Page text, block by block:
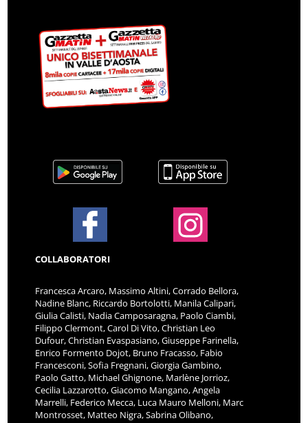
COLLABORATORI
Francesca Arcaro, Massimo Altini, Corrado Bellora,
Nadine Blanc, Riccardo Bortolotti, Manila Calipari,
Giulia Calisti, Nadia Camposaragna, Paolo Ciambi,
Filippo Clermont, Carol Di Vito, Christian Leo
Dufour, Christian Evaspasiano, Giuseppe Farinella,
Enrico Formento Dojot, Bruno Fracasso, Fabio
Francesconi, Sofia Fregnani, Giorgia Gambino,
Paolo Gatto, Michael Ghignone, Marlène Jorrioz,
Cecilia Lazzarotto, Giacomo Mangano, Angela
Marrelli, Federico Mecca, Luca Mauro Melloni, Marc
Montrosset, Matteo Nigra, Sabrina Olibano,